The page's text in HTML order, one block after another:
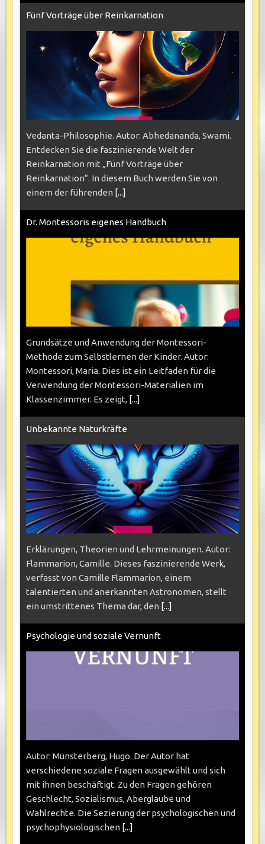
Fünf Vorträge über Reinkarnation
Vedanta-Philosophie. Autor: Abhedananda, Swami.
Entdecken Sie die faszinierende Welt der
Reinkarnation mit „Fünf Vorträge über
Reinkarnation“. In diesem Buch werden Sie von
einem der führenden [...]
Dr. Montessoris eigenes Handbuch
Grundsätze und Anwendung der Montessori-
Methode zum Selbstlernen der Kinder. Autor:
Montessori, Maria. Dies ist ein Leitfaden für die
Verwendung der Montessori-Materialien im
Klassenzimmer. Es zeigt, [...]
Unbekannte Naturkräfte
Erklärungen, Theorien und Lehrmeinungen. Autor:
Flammarion, Camille. Dieses faszinierende Werk,
verfasst von Camille Flammarion, einem
talentierten und anerkannten Astronomen, stellt
ein umstrittenes Thema dar, den [...]
Psychologie und soziale Vernunft
Autor: Münsterberg, Hugo. Der Autor hat
verschiedene soziale Fragen ausgewählt und sich
mit ihnen beschäftigt. Zu den Fragen gehören
Geschlecht, Sozialismus, Aberglaube und
Wahlrechte. Die Sezierung der psychologischen und
psychophysiologischen [...]